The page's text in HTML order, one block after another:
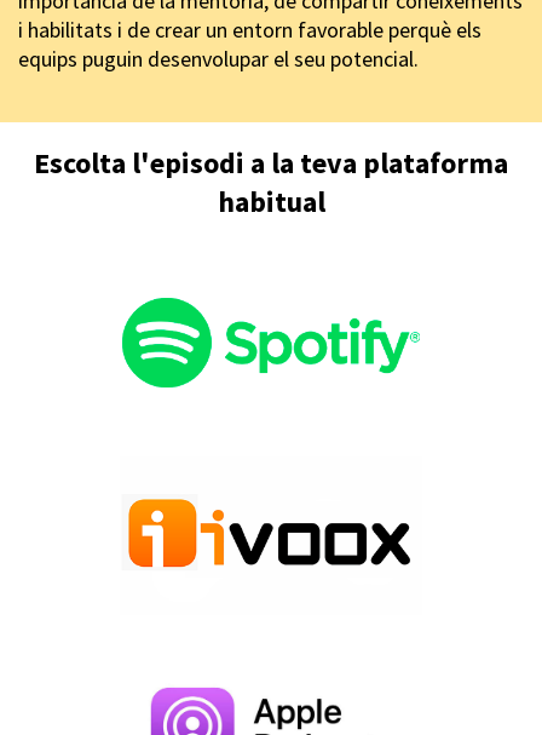
i habilitats i de crear un entorn favorable perquè els
equips puguin desenvolupar el seu potencial.
Escolta l'episodi a la teva plataforma
habitual